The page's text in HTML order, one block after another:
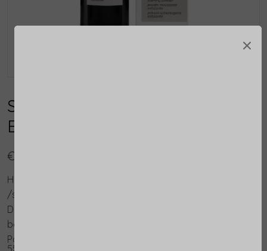
Skin RegimenLX Enzyme
Exfoliator
€ 56,00
Herontdek een egale, gladde en stralende huid met
/skin regimen/Lx Enzyme Exfoliator.
Dit schuimende scrubpoeder, verrijkt met de
belangrijkste ingrediënten Chlorella, Rijstzetmeel en
Papaja-extract, is de sleutel tot het reinigen en
55 Gr
×